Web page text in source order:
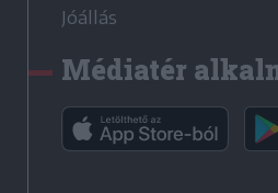
Jóállás
Médiatér